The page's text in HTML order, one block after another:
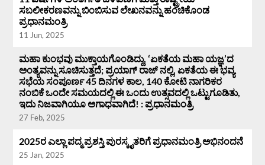
ಸಬಲೀಕರಣವನ್ನು ಬಿಂಬಿಸುವ ಲೇಖನವನ್ನು ಹಂಚಿಕೊಂಡ
ಪ್ರಧಾನಮಂತ್ರಿ
11 Jun, 2025
ಮಹಾ ಕುಂಭವು ಮುಕ್ತಾಯಗೊಂಡಿದ್ದು, ‘ಏಕತೆಯ ಮಹಾ ಯಜ್ಞ’ದ
ಅಂತ್ಯವನ್ನು ಸೂಚಿಸುತ್ತದೆ; ಪ್ರಯಾಗ್ ರಾಜ್ ನಲ್ಲಿ, ಏಕತೆಯ ಈ ಭವ್ಯ
ಸಭೆಯ ಸಂಪೂರ್ಣ 45 ದಿನಗಳ ಕಾಲ, 140 ಕೋಟಿ ನಾಗರಿಕರ
ನಂಬಿಕೆ ಒಂದೇ ಸಮಯದಲ್ಲಿ ಈ ಒಂದು ಉತ್ಸವದಲ್ಲಿ ಒಟ್ಟುಗೂಡಿತು,
ಇದು ನಿಜವಾಗಿಯೂ ಅಗಾಧವಾಗಿದೆ! : ಪ್ರಧಾನಮಂತ್ರಿ
27 Feb, 2025
2025ರ ಎಲ್ಲಾ ಪದ್ಮ ಪ್ರಶಸ್ತಿ ಪುರಸ್ಕೃತರಿಗೆ ಪ್ರಧಾನಮಂತ್ರಿ ಅಭಿನಂದನೆ
25 Jan, 2025